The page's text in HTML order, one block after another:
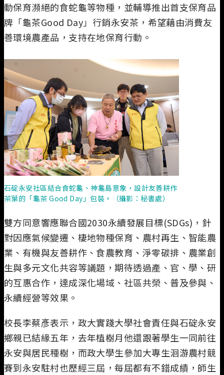
動保育瀕絕的食蛇龜等物種，並輔導推出首支保育品
牌「龜茶Good Day」行銷永安茶，希望藉由消費友
善環境農產品，支持在地保育行動。
石碇永安社區結合食蛇龜、神龜島意象，設計友善耕作
茶葉的「龜茶 Good Day」包裝。（攝影：秘書處）
雙方同意響應聯合國2030永續發展目標(SDGs)，針
對因應氣候變遷、棲地物種保育、農村再生、智能農
業、有機與友善耕作、食農教育、淨零碳排、農業創
生與多元文化共容等議題，期待透過產、官、學、研
的互惠合作，達成深化場域、社區共榮、普及參與、
永續經營等效果。
校長李蔡彥表示，政大實踐大學社會責任與石碇永安
鄉親已結緣五年，去年植樹月他還跟著學生一同前往
永安與居民種樹，而政大學生參加大專生洄游農村競
賽到永安駐村也歷經三屆，每屆都有不錯成績，師生